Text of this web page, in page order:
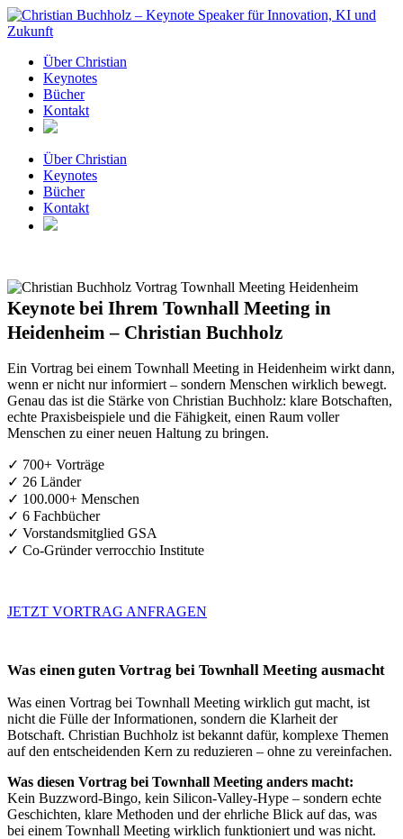
Zum
Inhalt
Über Christian
Keynotes
Bücher
Kontakt
Über Christian
Keynotes
Bücher
Kontakt
Keynote bei Ihrem Townhall Meeting in
Heidenheim – Christian Buchholz
Ein Vortrag bei einem Townhall Meeting in Heidenheim wirkt dann,
wenn er nicht nur informiert – sondern Menschen wirklich bewegt.
Genau das ist die Stärke von Christian Buchholz: klare Botschaften,
echte Praxisbeispiele und die Fähigkeit, einen Raum voller
Menschen zu einer neuen Haltung zu bringen.
✓ 700+ Vorträge
✓ 26 Länder
✓ 100.000+ Menschen
✓ 6 Fachbücher
✓ Vorstandsmitglied GSA
✓ Co-Gründer verrocchio Institute
JETZT VORTRAG ANFRAGEN
Was einen guten Vortrag bei Townhall Meeting ausmacht
Was einen Vortrag bei Townhall Meeting wirklich gut macht, ist
nicht die Fülle der Informationen, sondern die Klarheit der
Botschaft. Christian Buchholz ist bekannt dafür, komplexe Themen
auf den entscheidenden Kern zu reduzieren – ohne zu vereinfachen.
Was diesen Vortrag bei Townhall Meeting anders macht:
Kein Buzzword-Bingo, kein Silicon-Valley-Hype – sondern echte
Geschichten, klare Methoden und der ehrliche Blick auf das, was
bei einem Townhall Meeting wirklich funktioniert und was nicht.